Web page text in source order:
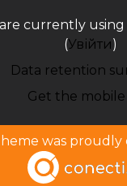
currently using
(Увійти)
Data retention
Get the
was